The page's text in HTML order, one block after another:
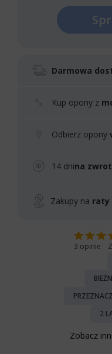
Darmowa
Kup opony z
Odbierz opony
14 dnina zwrot
Zakupy na raty
3 opinie
2
Zobacz